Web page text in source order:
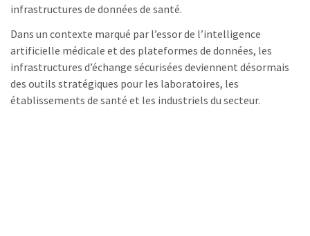
infrastructures de données de santé.
Dans un contexte marqué par l’essor de l’intelligence
artificielle médicale et des plateformes de données, les
infrastructures d’échange sécurisées deviennent désormais
des outils stratégiques pour les laboratoires, les
établissements de santé et les industriels du secteur.